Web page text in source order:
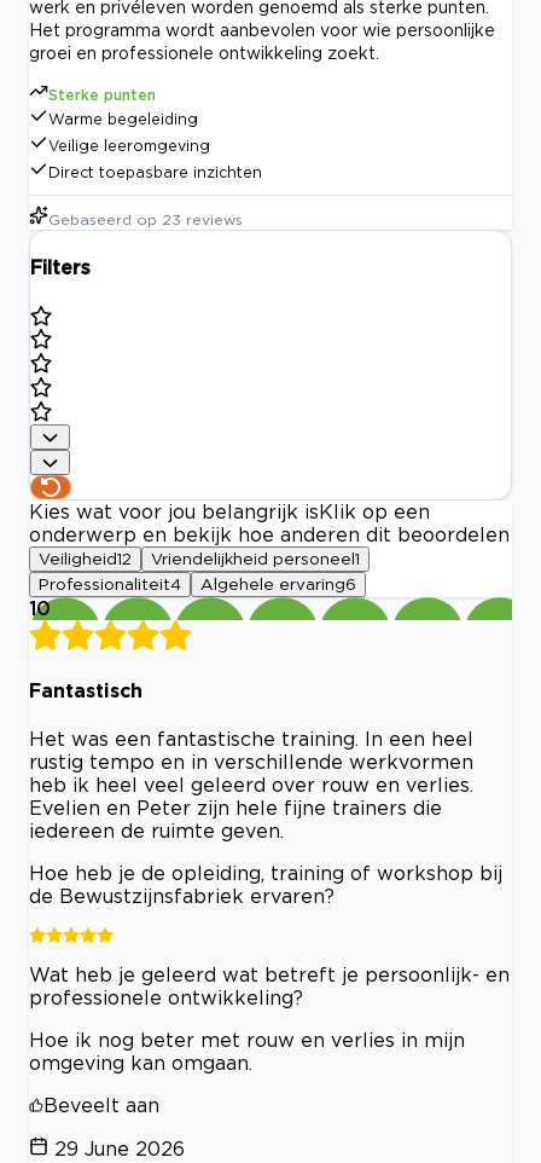
werk en privéleven worden genoemd als sterke punten.
Het programma wordt aanbevolen voor wie persoonlijke
groei en professionele ontwikkeling zoekt.
Sterke punten
Warme begeleiding
Veilige leeromgeving
Direct toepasbare inzichten
Gebaseerd op 23 reviews
Filters
Kies wat voor jou belangrijk is Klik op een
onderwerp en bekijk hoe anderen dit beoordelen
Veiligheid12 Vriendelijkheid personeel 1
Professionaliteit4 Algehele ervaring6
10
Fantastisch
Het was een fantastische training. In een heel
rustig tempo en in verschillende werkvormen
heb ik heel veel geleerd over rouw en verlies.
Evelien en Peter zijn hele fijne trainers die
iedereen de ruimte geven.
Hoe heb je de opleiding, training of workshop bij
de Bewustzijnsfabriek ervaren?
Wat heb je geleerd wat betreft je persoonlijk- en
professionele ontwikkeling?
Hoe ik nog beter met rouw en verlies in mijn
omgeving kan omgaan.
Beveelt aan
29 June 2026